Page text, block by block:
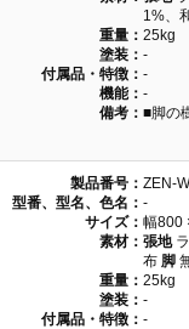
1%、
重量： 25kg
塗装： -
付属品・特徴： -
機能： -
備考： ■脚の
製品番号： ZEN-
型番、型名、色名： -
サイズ： 幅800
素材： 張地
布 脚
重量： 25kg
塗装： -
付属品・特徴： -